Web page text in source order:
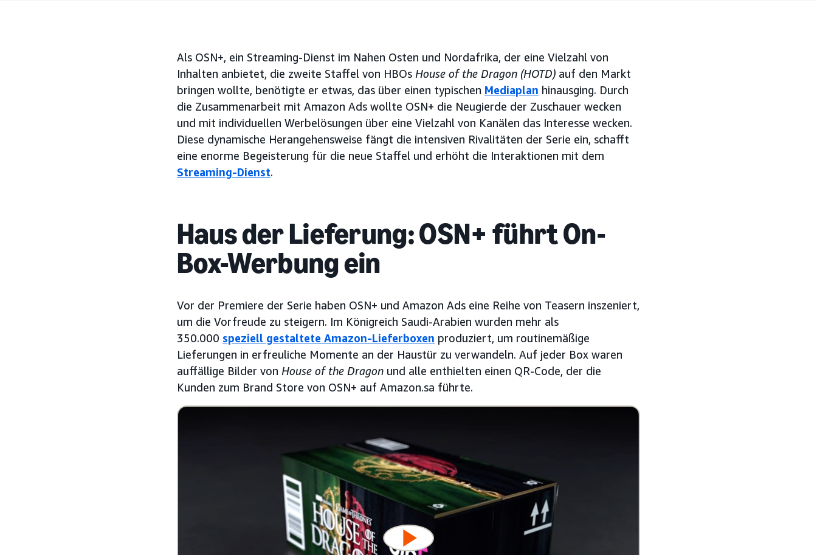
Als OSN+, ein Streaming-Dienst im Nahen Osten und Nordafrika, der eine Vielzahl von
Inhalten anbietet, die zweite Staffel von HBOs House of the Dragon (HOTD) auf den Markt
bringen wollte, benötigte er etwas, das über einen typischen Mediaplan hinausging. Durch
die Zusammenarbeit mit Amazon Ads wollte OSN+ die Neugierde der Zuschauer wecken
und mit individuellen Werbelösungen über eine Vielzahl von Kanälen das Interesse wecken.
Diese dynamische Herangehensweise fängt die intensiven Rivalitäten der Serie ein, schafft
eine enorme Begeisterung für die neue Staffel und erhöht die Interaktionen mit dem
Streaming-Dienst.
Haus der Lieferung: OSN+ führt On-
Box-Werbung ein
Vor der Premiere der Serie haben OSN+ und Amazon Ads eine Reihe von Teasern inszeniert,
um die Vorfreude zu steigern. Im Königreich Saudi-Arabien wurden mehr als
350.000 speziell gestaltete Amazon-Lieferboxen produziert, um routinemäßige
Lieferungen in erfreuliche Momente an der Haustür zu verwandeln. Auf jeder Box waren
auffällige Bilder von House of the Dragon und alle enthielten einen QR-Code, der die
Kunden zum Brand Store von OSN+ auf Amazon.sa führte.